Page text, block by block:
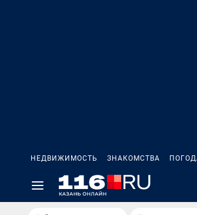
НЕДВИЖИМОСТЬ ЗНАКОМСТВА